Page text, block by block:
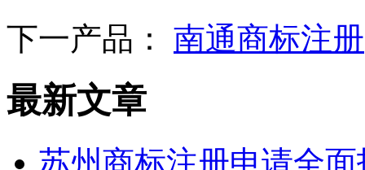
下一产品： 南通商标注册
最新文章
苏州商标注册申请全面